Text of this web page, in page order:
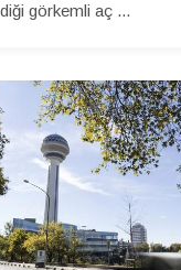
görkemli aç ...